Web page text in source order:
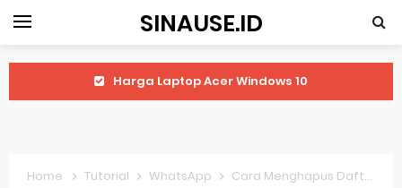
SINAUSE.ID
Harga Laptop Acer Windows 10
Home Tutorial WhatsApp Cara Menghapus Daftar Blokir di WA